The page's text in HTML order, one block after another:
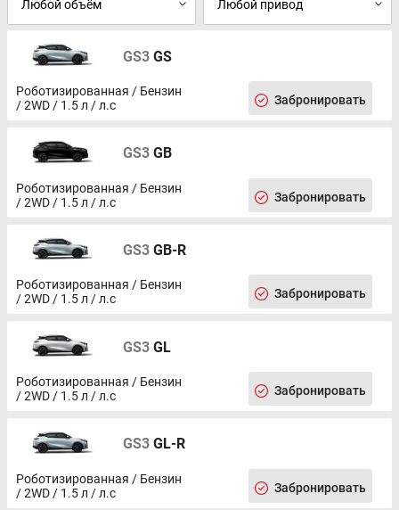
GS3 GS
Роботизированная / Бензин
/ 2WD / 1.5 л / л.с
Забронировать
GS3 GB
Роботизированная / Бензин
/ 2WD / 1.5 л / л.с
Забронировать
GS3 GB-R
Роботизированная / Бензин
/ 2WD / 1.5 л / л.с
Забронировать
GS3 GL
Роботизированная / Бензин
/ 2WD / 1.5 л / л.с
Забронировать
GS3 GL-R
Роботизированная / Бензин
/ 2WD / 1.5 л / л.с
Забронировать